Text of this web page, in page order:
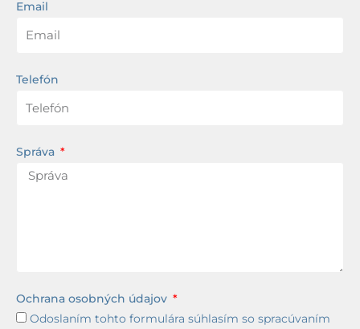
Email
Telefón
Správa
Ochrana osobných údajov
Odoslaním tohto formulára súhlasím so spracúvaním